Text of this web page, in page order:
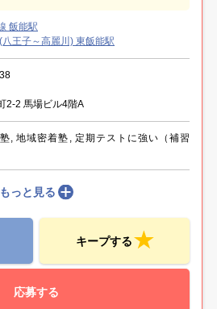
飯能駅
王子～高麗川) 東飯能駅
2-2 馬場ビル4階A
, 地域密着塾, 定期テストに強い（補習
もっと見る
キープする
応募する